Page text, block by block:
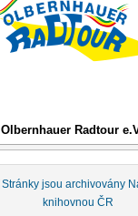
Olbernhauer Radtour